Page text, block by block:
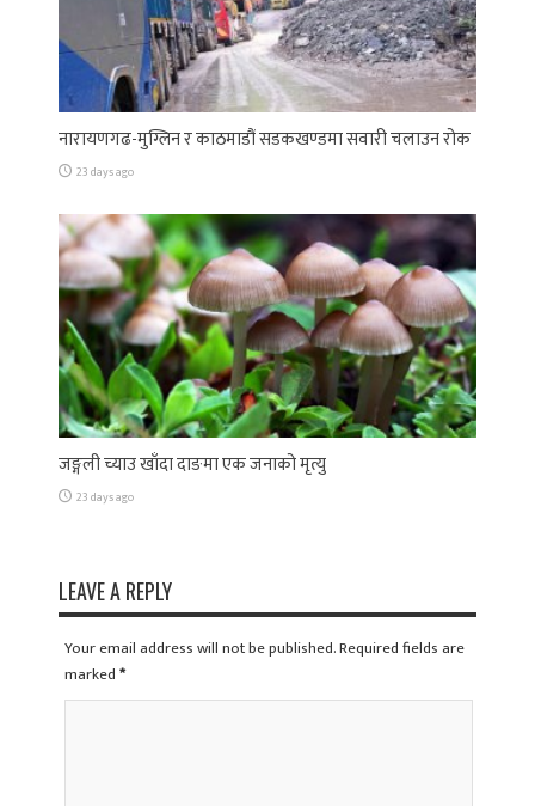
नारायणगढ-मुग्लिन र काठमाडौं सडकखण्डमा सवारी चलाउन रोक
23 days ago
जङ्गली च्याउ खाँदा दाङमा एक जनाको मृत्यु
23 days ago
LEAVE A REPLY
Your email address will not be published. Required fields are
marked*